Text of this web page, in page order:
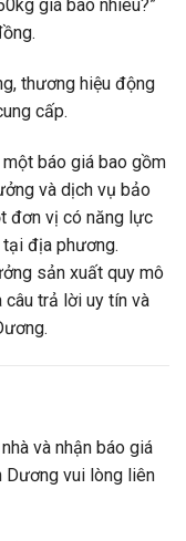
giá bao nhiêu?”
thương hiệu động
cấp.
một báo giá bao gồm
và dịch vụ bảo
đơn vị có năng lực
địa phương.
sản xuất quy mô
câu trả lời uy tín và
và nhận báo giá
Dương vui lòng liên